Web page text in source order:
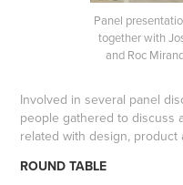
Panel
together with
and Roc
Involved in several panel
people gathered to discuss
related with design,
ROUND TABLE